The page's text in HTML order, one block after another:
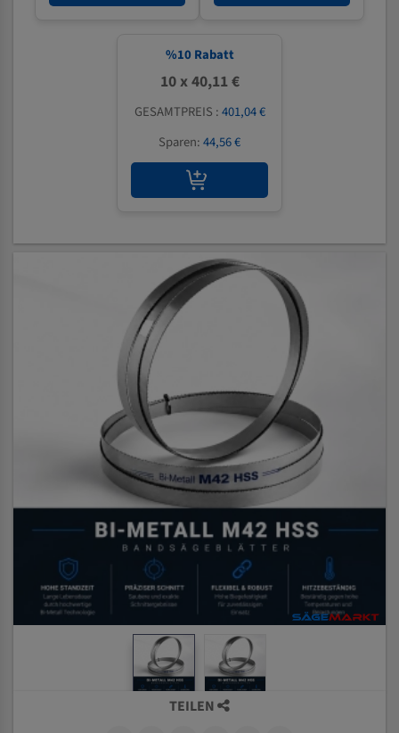
%10 Rabatt
10 x 40,11 €
GESAMTPREIS :401,04 €
Sparen:44,56 €
TEILEN